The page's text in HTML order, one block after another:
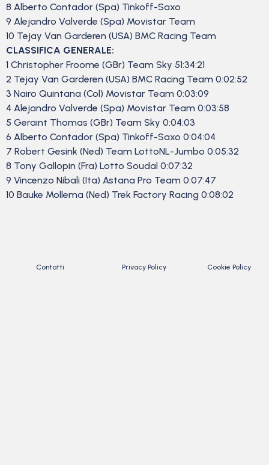
8 Alberto Contador (Spa) Tinkoff-Saxo
9 Alejandro Valverde (Spa) Movistar Team
10 Tejay Van Garderen (USA) BMC Racing Team
CLASSIFICA GENERALE:
1 Christopher Froome (GBr) Team Sky 51:34:21
2 Tejay Van Garderen (USA) BMC Racing Team 0:02:52
3 Nairo Quintana (Col) Movistar Team 0:03:09
4 Alejandro Valverde (Spa) Movistar Team 0:03:58
5 Geraint Thomas (GBr) Team Sky 0:04:03
6 Alberto Contador (Spa) Tinkoff-Saxo 0:04:04
7 Robert Gesink (Ned) Team LottoNL-Jumbo 0:05:32
8 Tony Gallopin (Fra) Lotto Soudal 0:07:32
9 Vincenzo Nibali (Ita) Astana Pro Team 0:07:47
10 Bauke Mollema (Ned) Trek Factory Racing 0:08:02
Contatti Privacy Policy Cookie Policy